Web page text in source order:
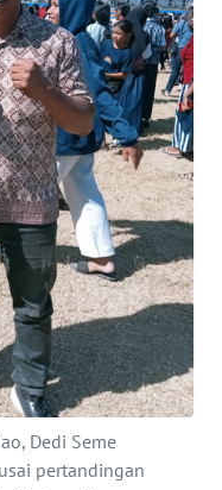
Dedi Seme
pertandingan